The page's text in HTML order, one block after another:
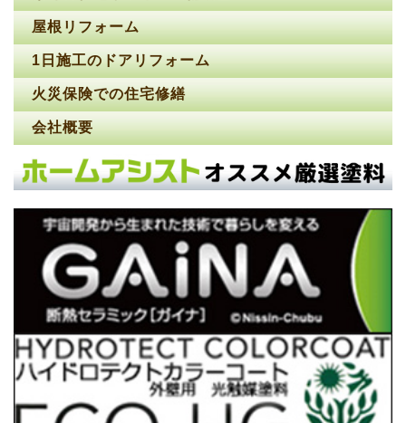
屋根リフォーム
1日施工のドアリフォーム
火災保険での住宅修繕
会社概要